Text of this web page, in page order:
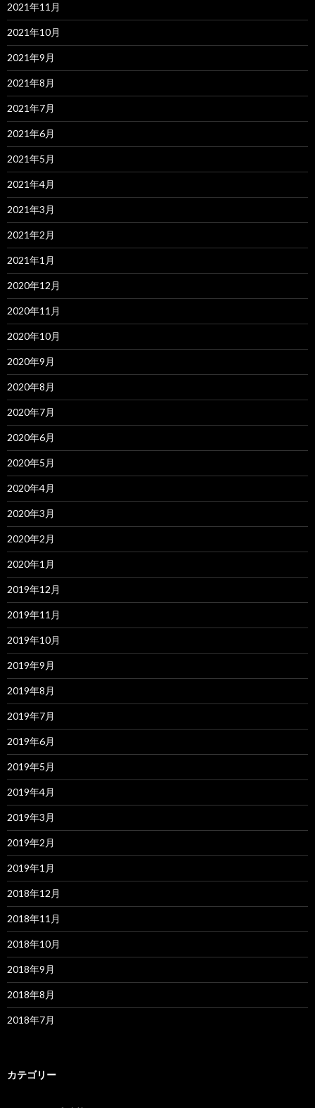
2021年11月
2021年10月
2021年9月
2021年8月
2021年7月
2021年6月
2021年5月
2021年4月
2021年3月
2021年2月
2021年1月
2020年12月
2020年11月
2020年10月
2020年9月
2020年8月
2020年7月
2020年6月
2020年5月
2020年4月
2020年3月
2020年2月
2020年1月
2019年12月
2019年11月
2019年10月
2019年9月
2019年8月
2019年7月
2019年6月
2019年5月
2019年4月
2019年3月
2019年2月
2019年1月
2018年12月
2018年11月
2018年10月
2018年9月
2018年8月
2018年7月
カテゴリー